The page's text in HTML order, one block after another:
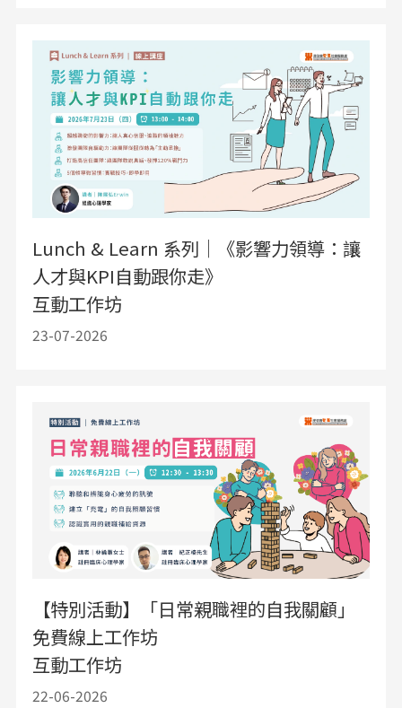
Lunch & Learn 系列｜《影響力領導：讓
人才與KPI自動跟你走》
互動工作坊
23-07-2026
【特別活動】「日常親職裡的自我關顧」
免費線上工作坊
互動工作坊
22-06-2026